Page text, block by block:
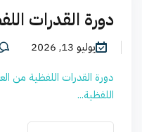
دورة القدرات
يوليو 13, 2026
دورة القدرات اللفظية من
اللفظية...